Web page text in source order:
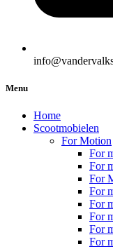
Menu
Home
Scootmobielen
For Motion
For
For
For
For
For
For
For
For